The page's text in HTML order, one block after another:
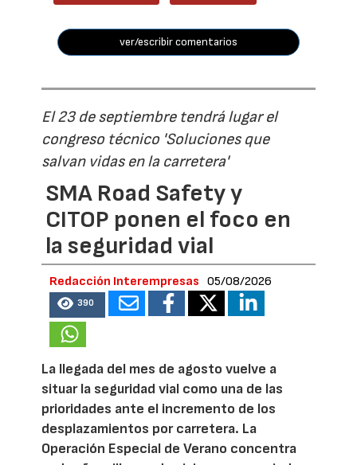
ver/escribir comentarios
El 23 de septiembre tendrá lugar el
congreso técnico 'Soluciones que
salvan vidas en la carretera'
SMA Road Safety y
CITOP ponen el foco en
la seguridad vial
Redacción Interempresas 05/08/2026
390
La llegada del mes de agosto vuelve a
situar la seguridad vial como una de las
prioridades ante el incremento de los
desplazamientos por carretera. La
Operación Especial de Verano concentra